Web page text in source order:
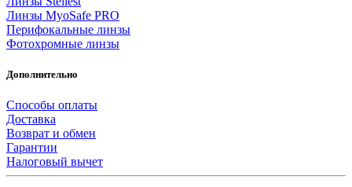
Линзы MyoSafe PRO
Перифокальные линзы
Фотохромные линзы
Дополнительно
Способы оплаты
Доставка
Возврат и обмен
Гарантии
Налоговый вычет